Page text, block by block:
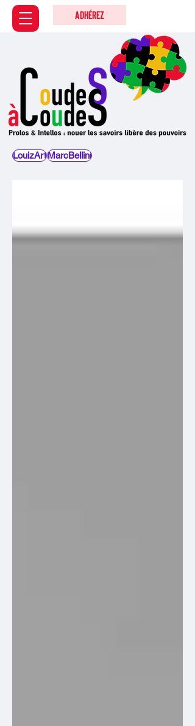
Adhérez
LouizArtMarcBellini